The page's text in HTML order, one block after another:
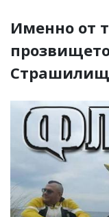
Именно от